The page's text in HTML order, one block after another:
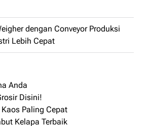
dengan Conveyor Produksi
Lebih Cepat
Anda
Disini!
Paling Cepat
Kelapa Terbaik